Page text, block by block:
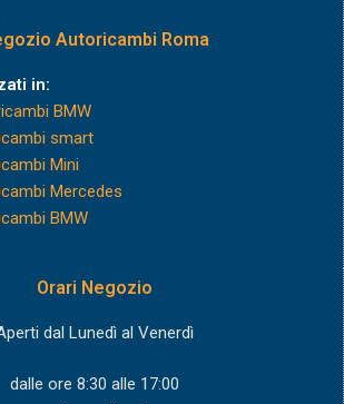
Autoricambi Roma
in:
BMW
smart
Mini
Mercedes
BMW
Orari Negozio
dal Lunedì al Venerdì
dalle ore 8:30 alle 17:00